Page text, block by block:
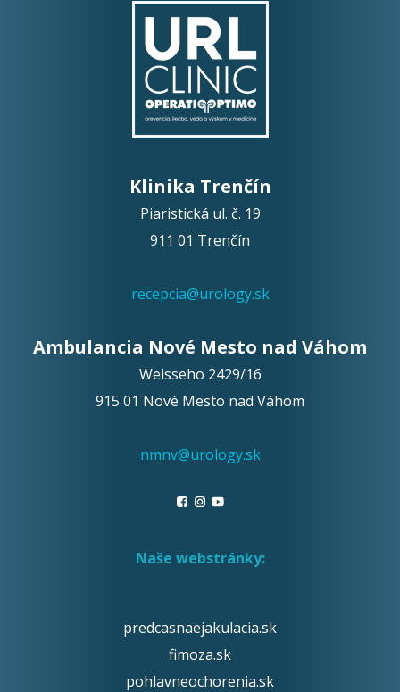
Klinika Trenčín
Piaristická ul. č. 19
911 01 Trenčín
recepcia@urology.sk
Ambulancia Nové Mesto nad Váhom
Weisseho 2429/16
915 01 Nové Mesto nad Váhom
nmnv@urology.sk
Naše webstránky:
predcasnaejakulacia.sk
fimoza.sk
pohlavneochorenia.sk